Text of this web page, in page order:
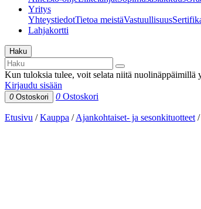
Yritys
YhteystiedotTietoa meistäVastuullisuus
Lahjakortti
Haku
Kun tuloksia tulee, voit selata niitä nuolinäppäimillä
Kirjaudu sisään
0 Ostoskori 0 Ostoskori
Etusivu /Kauppa /Ajankohtaiset- ja sesonkituotteet /